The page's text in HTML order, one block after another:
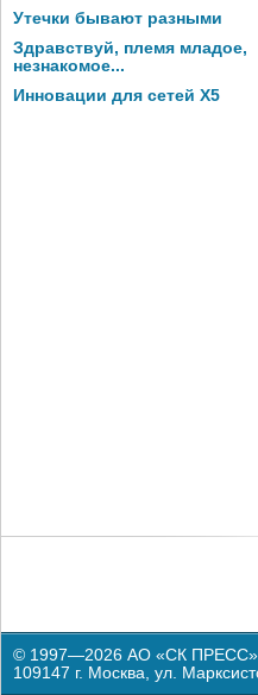
Утечки бывают разными
Здравствуй, племя младое,
незнакомое...
Инновации для сетей X5
© 1997—2026 АО «СК
109147 г. Москва, ул.